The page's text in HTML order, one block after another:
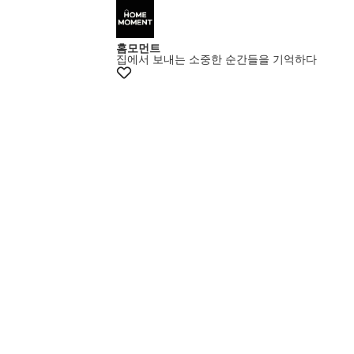
홈모먼트
집에서 보내는 소중한 순간들을 기억하다